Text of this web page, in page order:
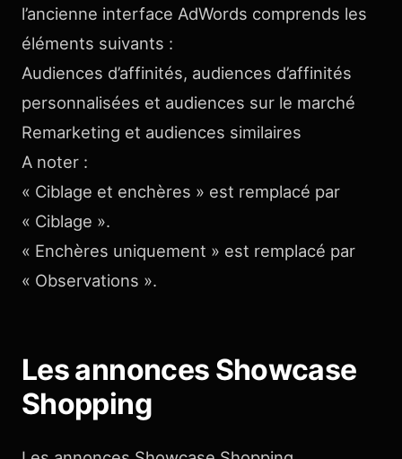
l’ancienne interface AdWords comprends les
éléments suivants :
Audiences d’affinités, audiences d’affinités
personnalisées et audiences sur le marché
Remarketing et audiences similaires
A noter :
« Ciblage et enchères » est remplacé par
« Ciblage ».
« Enchères uniquement » est remplacé par
« Observations ».
Les annonces Showcase
Shopping